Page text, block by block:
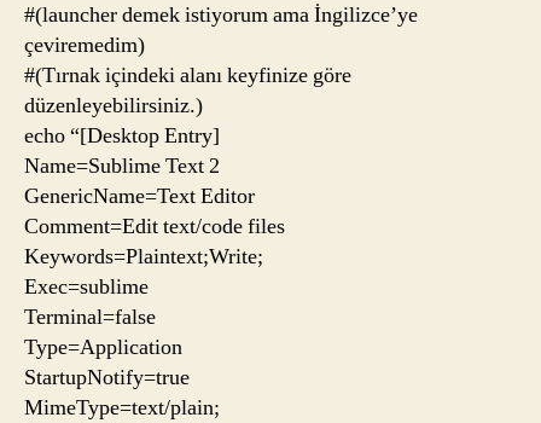
#(launcher demek istiyorum ama İngilizce’ye
çeviremedim)
#(Tırnak içindeki alanı keyfinize göre
düzenleyebilirsiniz.)
echo “[Desktop Entry]
Name=Sublime Text 2
GenericName=Text Editor
Comment=Edit text/code files
Keywords=Plaintext;Write;
Exec=sublime
Terminal=false
Type=Application
StartupNotify=true
MimeType=text/plain;